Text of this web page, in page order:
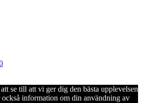
se till att vi ger dig den bästa upplevelsen
information om din användning av